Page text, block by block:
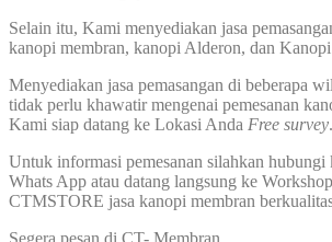
Selain itu, Kami menyediakan jasa
kanopi membran, kanopi Alderon, dan
Menyediakan jasa pemasangan di beberapa
tidak perlu khawatir mengenai pemesanan
Kami siap datang ke Lokasi Anda Free survey.
Untuk informasi pemesanan silahkan
Whats App atau datang langsung ke
CTMSTORE jasa kanopi membran
Segera pesan di CT- Membran